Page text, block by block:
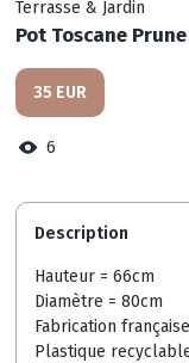
Terrasse & Jardin
Pot Toscane
35 EUR
6
Description
Hauteur = 66cm
Diamètre = 80cm
Fabrication française
Plastique